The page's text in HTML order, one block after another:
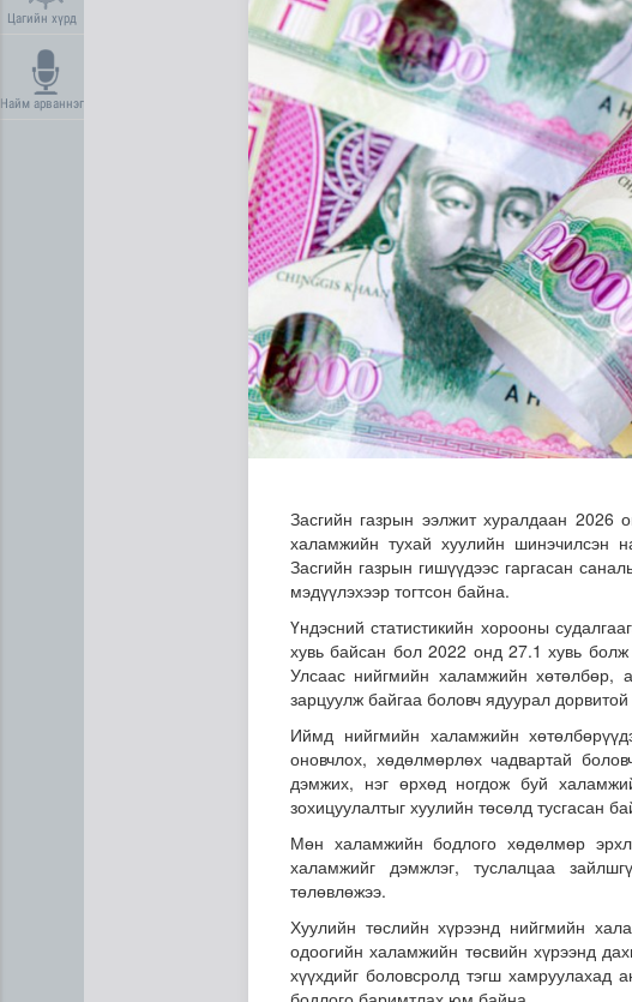
Цагийн хүрд
Найм арваннэг
Хүүхдийн эрүүл, аюулгүй орчинд
“COP Time”-ийн өргөтгөсөн хуралдаан
Засгийн газрын ээлжит хуралдаан
халамжийн тухай хуулийн шинэчилсэн
Засгийн газрын гишүүдээс гаргасан
мэдүүлэхээр тогтсон байна.
Үндэсний статистикийн хорооны
хувь байсан бол 2022 онд 27.1 хувь
Улсаас нийгмийн халамжийн хөтөлбөр,
зарцуулж байгаа боловч ядуурал дорвитой
Иймд нийгмийн халамжийн
оновчлох, хөдөлмөрлөх чадвартай
дэмжих, нэг өрхөд ногдож буй
зохицуулалтыг хуулийн төсөлд тусгасан
Мөн халамжийн бодлого хөдөлмөр
халамжийг дэмжлэг, туслалцаа
төлөвлөжээ.
Хуулийн төслийн хүрээнд нийгмийн
одоогийн халамжийн төсвийн хүрээнд
хүүхдийг боловсролд тэгш хамруулахад